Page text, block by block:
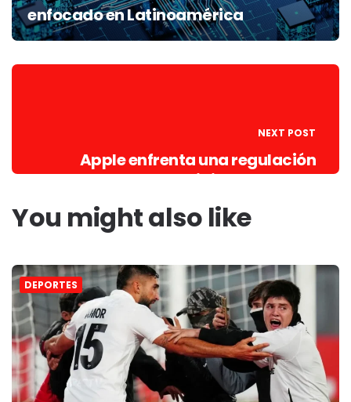
enfocado en Latinoamérica
NEXT POST
Apple enfrenta una regulación
digital en Europa
You might also like
DEPORTES